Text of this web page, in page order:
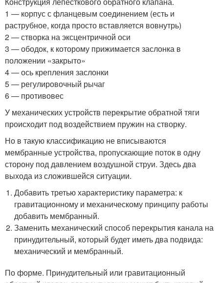
1 — корпус с фланцевым соединением (есть и
раструбное, когда просто вставляется вовнутрь)
2 — створка на эксцентричной оси
3 — ободок, к которому прижимается заслонка в
положении «закрыто»
4 — ось крепления заслонки
5 — регулировочный рычаг
6 — противовес
У механических устройств перекрытие обратной тяги
происходит под воздействием пружин на створку.
Но в такую классификацию не вписываются
мембранные устройства, пропускающие поток в одну
сторону под давлением воздушной струи. Здесь два
выхода из сложившейся ситуации.
Добавить третью характеристику параметра: к
гравитационному и механическому принципу работы
добавить мембранный.
Заменить механический способ перекрытия канала на
принудительный, который будет иметь два подвида:
механический и мембранный.
По форме. Принудительный или гравитационный